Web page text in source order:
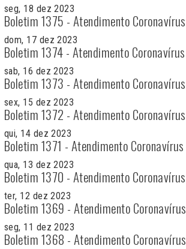
seg, 18 dez 2023
Boletim 1375 - Atendimento Coronavírus
dom, 17 dez 2023
Boletim 1374 - Atendimento Coronavírus
sab, 16 dez 2023
Boletim 1373 - Atendimento Coronavírus
sex, 15 dez 2023
Boletim 1372 - Atendimento Coronavírus
qui, 14 dez 2023
Boletim 1371 - Atendimento Coronavírus
qua, 13 dez 2023
Boletim 1370 - Atendimento Coronavírus
ter, 12 dez 2023
Boletim 1369 - Atendimento Coronavírus
seg, 11 dez 2023
Boletim 1368 - Atendimento Coronavírus